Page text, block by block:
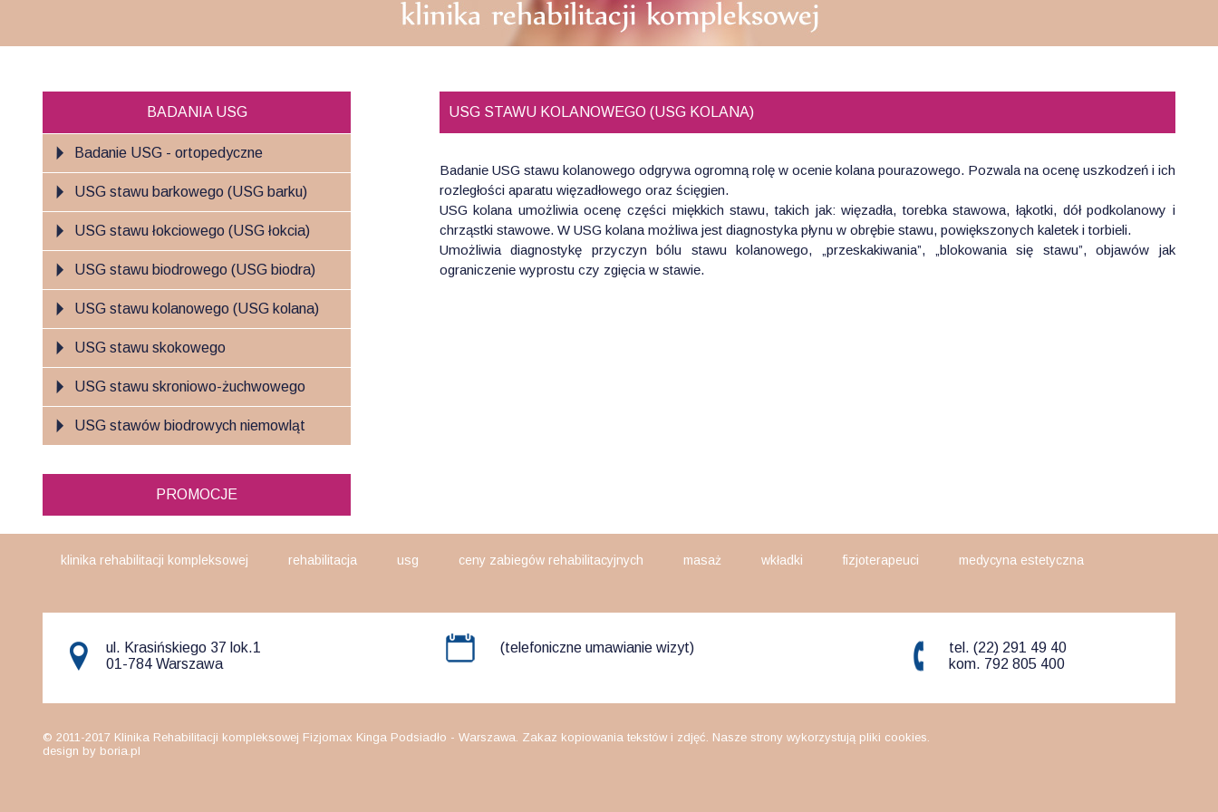
BADANIA USG
Badanie USG - ortopedyczne
USG stawu barkowego (USG barku)
USG stawu łokciowego (USG łokcia)
USG stawu biodrowego (USG biodra)
USG stawu kolanowego (USG kolana)
USG stawu skokowego
USG stawu skroniowo-żuchwowego
USG stawów biodrowych niemowląt
PROMOCJE
USG STAWU KOLANOWEGO (USG KOLANA)
Badanie USG stawu kolanowego odgrywa ogromną rolę w ocenie kolana pourazowego. Pozwala na ocenę uszkodzeń i ich
rozległości aparatu więzadłowego oraz ścięgien.
USG kolana umożliwia ocenę części miękkich stawu, takich jak: więzadła, torebka stawowa, łąkotki, dół podkolanowy i
chrząstki stawowe. W USG kolana możliwa jest diagnostyka płynu w obrębie stawu, powiększonych kaletek i torbieli.
Umożliwia diagnostykę przyczyn bólu stawu kolanowego, „przeskakiwania”, „blokowania się stawu”, objawów jak
ograniczenie wyprostu czy zgięcia w stawie.
klinika rehabilitacji kompleksowej rehabilitacja usg ceny zabiegów rehabilitacyjnych masaż wkładki fizjoterapeuci medycyna estetyczna
ul. Krasińskiego 37 lok.1
01-784 Warszawa
(telefoniczne umawianie wizyt)
tel. (22) 291 49 40
kom. 792 805 400
© 2011-2017 Klinika Rehabilitacji kompleksowej Fizjomax Kinga Podsiadło - Warszawa. Zakaz kopiowania tekstów i zdjęć. Nasze strony wykorzystują pliki cookies.
design by boria.pl